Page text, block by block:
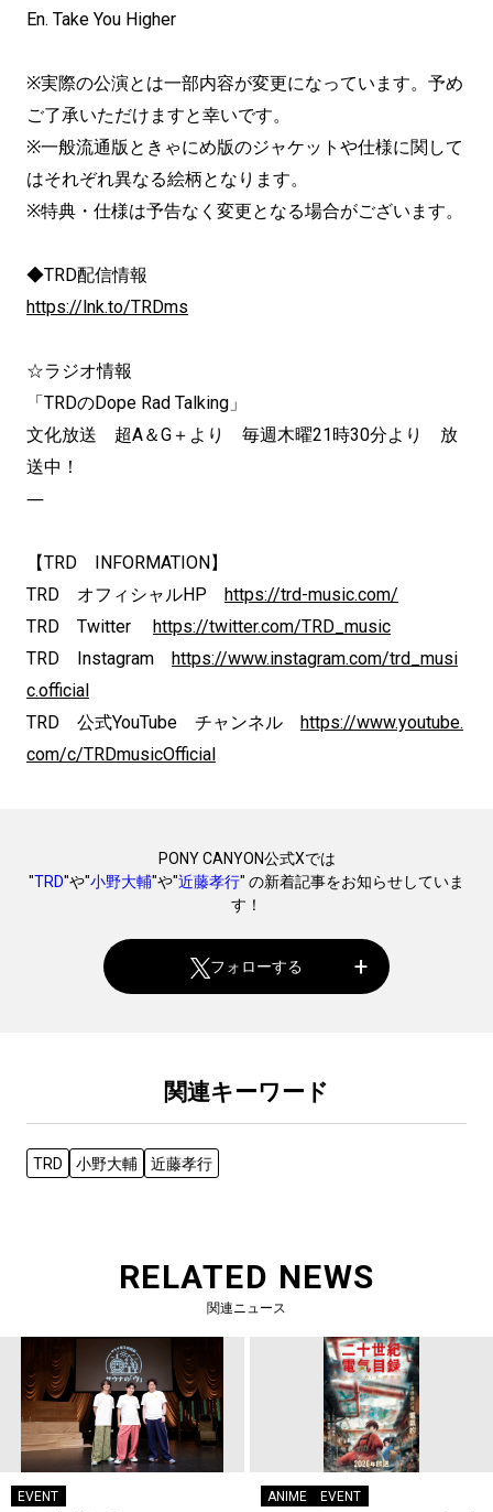
En. Take You Higher
※実際の公演とは一部内容が変更になっています。予め
ご了承いただけますと幸いです。
※一般流通版ときゃにめ版のジャケットや仕様に関して
はそれぞれ異なる絵柄となります。
※特典・仕様は予告なく変更となる場合がございます。
◆TRD配信情報
https://lnk.to/TRDms
☆ラジオ情報
「TRDのDope Rad Talking」
文化放送 超A＆G＋より 毎週木曜21時30分より 放
送中！
―
【TRD INFORMATION】
TRD オフィシャルHP
https://trd-music.com/
TRD Twitter
https://twitter.com/TRD_music
TRD Instagram
https://www.instagram.com/trd_musi
c.official
TRD 公式YouTube チャンネル
https://www.youtube.
com/c/TRDmusicOfficial
PONY CANYON公式Xでは
"TRD"や"小野大輔"や"近藤孝行" の新着記事をお知らせしていま
す！
フォローする
関連キーワード
TRD 小野大輔 近藤孝行
RELATED NEWS
関連ニュース
EVENT ANIME EVENT